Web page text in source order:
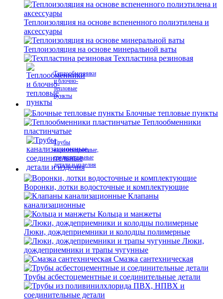
Теплоизоляция на основе вспененного полиэтилена и
аксессуары
Теплоизоляция на основе минеральной ваты
Техпластина резиновая
Теплообменники
и блочно-
тепловые
пункты
Блочные тепловые пункты
Теплообменники
пластинчатые
Трубы
канализационные,
соединительные
детали и изделия
Воронки, лотки водосточные и комплектующие
Клапаны
канализационные
Кольца и манжеты
Люки, дождеприемники и колодцы полимерные
Люки,
дождеприемники и трапы чугунные
Смазка сантехническая
Трубы асбестоцементные и соединительные детали